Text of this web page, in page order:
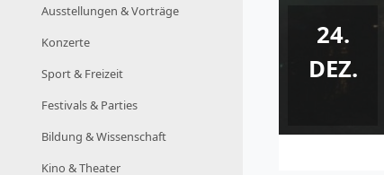
Ausstellungen & Vorträge
Konzerte
Sport & Freizeit
Festivals & Parties
Bildung & Wissenschaft
Kino & Theater
24.
DEZ.